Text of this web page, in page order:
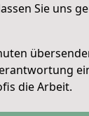
Sie uns
die Arbeit.